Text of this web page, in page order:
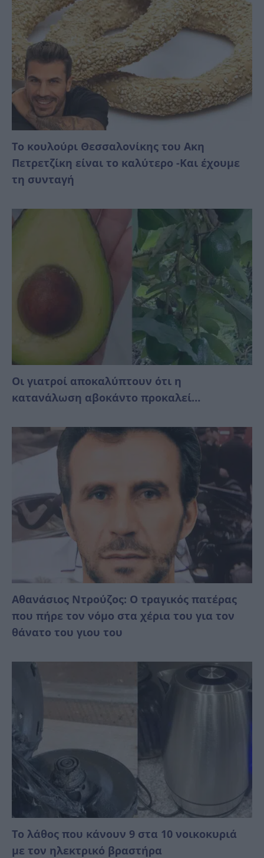
Το κουλούρι Θεσσαλονίκης του Ακη
Πετρετζίκη είναι το καλύτερο -Και έχουμε
τη συνταγή
Οι γιατροί αποκαλύπτουν ότι η
κατανάλωση αβοκάντο προκαλεί…
Αθανάσιος Ντρούζος: Ο τραγικός πατέρας
που πήρε τον νόμο στα χέρια του για τον
θάνατο του γιου του
Το λάθος που κάνουν 9 στα 10 νοικοκυριά
με τον ηλεκτρικό βραστήρα